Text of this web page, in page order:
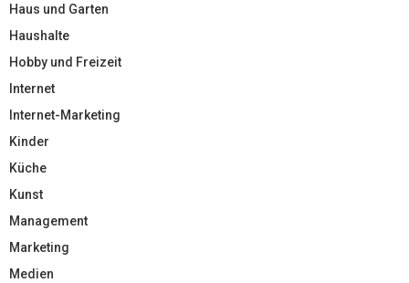
Haus und Garten
Haushalte
Hobby und Freizeit
Internet
Internet-Marketing
Kinder
Küche
Kunst
Management
Marketing
Medien